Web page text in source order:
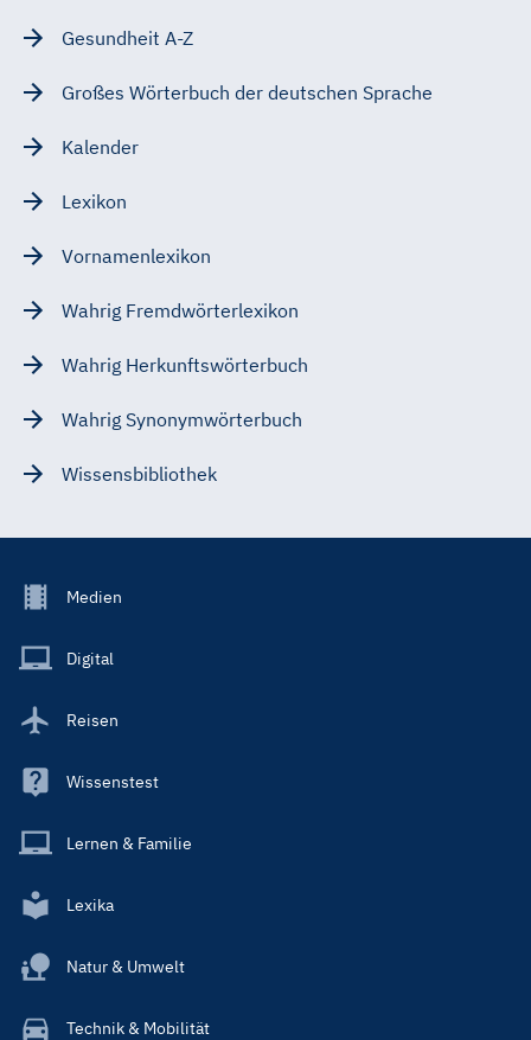
Gesundheit A-Z
Großes Wörterbuch der deutschen Sprache
Kalender
Lexikon
Vornamenlexikon
Wahrig Fremdwörterlexikon
Wahrig Herkunftswörterbuch
Wahrig Synonymwörterbuch
Wissensbibliothek
Footer
Main
Medien
Digital
Reisen
Wissenstest
Lernen & Familie
Lexika
Natur & Umwelt
Technik & Mobilität